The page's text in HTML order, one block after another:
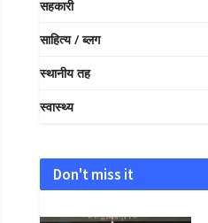
सहकारी
साहित्य / ब्लग
स्थानीय तह
स्वास्थ्य
Don't miss it